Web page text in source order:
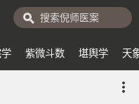
紫微斗数 堪舆学 天